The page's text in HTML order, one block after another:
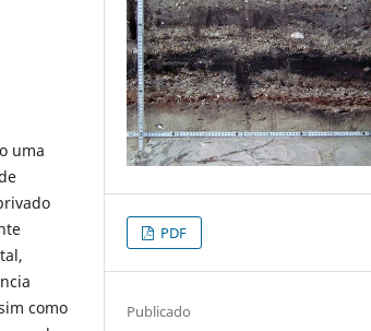
uma
como
PDF
Publicado